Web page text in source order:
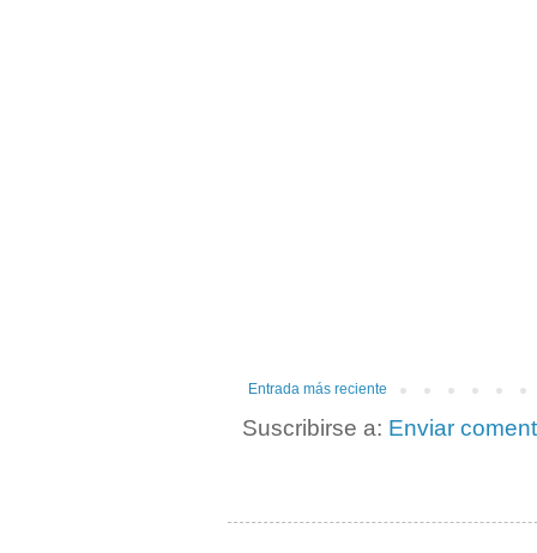
Entrada más reciente
Suscribirse a: Enviar